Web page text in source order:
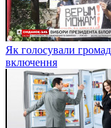
Як голосували
включення